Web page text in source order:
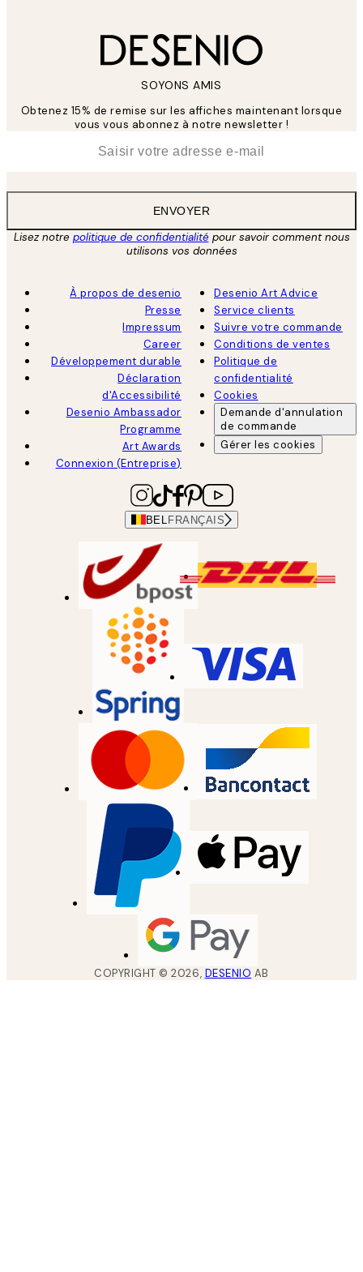
SOYONS AMIS
Obtenez 15% de remise sur les affiches maintenant lorsque
vous vous abonnez à notre newsletter !
ENVOYER
Lisez notre politique de confidentialitépour savoir comment nous
utilisons vos données
À propos de desenio
Presse
Impressum
Career
Développement durable
Déclaration
d'Accessibilité
Desenio Ambassador
Programme
Art Awards
Connexion (Entreprise)
Desenio Art Advice
Service clients
Suivre votre commande
Conditions de ventes
Politique de
confidentialité
Cookies
Demande d'annulation
de commande
Gérer les cookies
BEL FRANÇAIS
COPYRIGHT ©2026, DESENIO AB